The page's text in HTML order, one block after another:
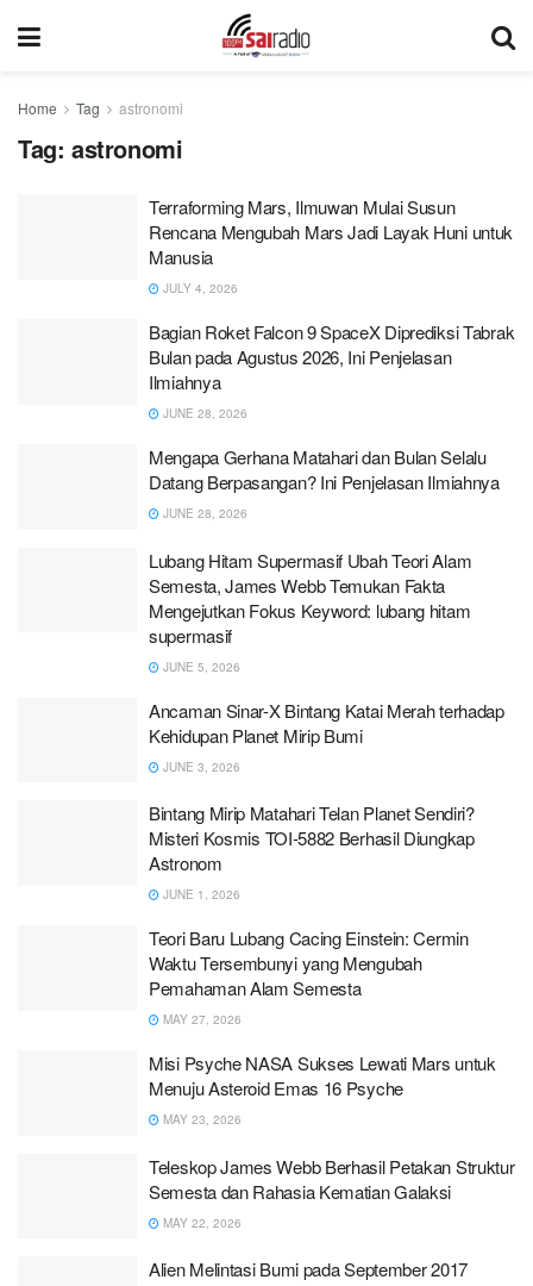
Home Tag astronomi
Tag: astronomi
Terraforming Mars, Ilmuwan Mulai Susun
Rencana Mengubah Mars Jadi Layak Huni untuk
Manusia
JULY 4, 2026
Bagian Roket Falcon 9 SpaceX Diprediksi Tabrak
Bulan pada Agustus 2026, Ini Penjelasan
Ilmiahnya
JUNE 28, 2026
Mengapa Gerhana Matahari dan Bulan Selalu
Datang Berpasangan? Ini Penjelasan Ilmiahnya
JUNE 28, 2026
Lubang Hitam Supermasif Ubah Teori Alam
Semesta, James Webb Temukan Fakta
Mengejutkan Fokus Keyword: lubang hitam
supermasif
JUNE 5, 2026
Ancaman Sinar-X Bintang Katai Merah terhadap
Kehidupan Planet Mirip Bumi
JUNE 3, 2026
Bintang Mirip Matahari Telan Planet Sendiri?
Misteri Kosmis TOI-5882 Berhasil Diungkap
Astronom
JUNE 1, 2026
Teori Baru Lubang Cacing Einstein: Cermin
Waktu Tersembunyi yang Mengubah
Pemahaman Alam Semesta
MAY 27, 2026
Misi Psyche NASA Sukses Lewati Mars untuk
Menuju Asteroid Emas 16 Psyche
MAY 23, 2026
Teleskop James Webb Berhasil Petakan Struktur
Semesta dan Rahasia Kematian Galaksi
MAY 22, 2026
Alien Melintasi Bumi pada September 2017